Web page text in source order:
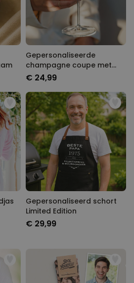
Gepersonaliseerde
champagne coupe met
tekst
€ 24,99
Gepersonaliseerd schort
Limited Edition
€ 29,99